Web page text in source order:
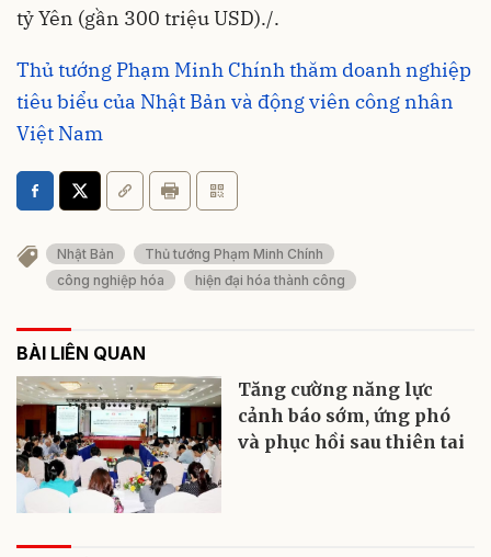
tỷ Yên (gần 300 triệu USD)./.
Thủ tướng Phạm Minh Chính thăm doanh nghiệp
tiêu biểu của Nhật Bản và động viên công nhân
Việt Nam
Nhật Bản
Thủ tướng Phạm Minh Chính
công nghiệp hóa
hiện đại hóa thành công
BÀI LIÊN QUAN
Tăng cường năng lực
cảnh báo sớm, ứng phó
và phục hồi sau thiên tai